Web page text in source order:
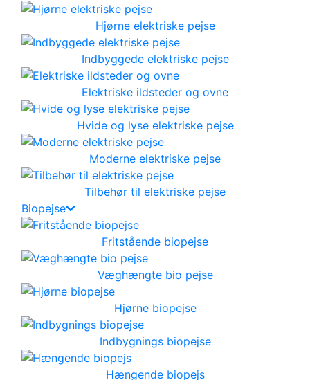
Hjørne elektriske pejse
Indbyggede elektriske pejse
Elektriske ildsteder og ovne
Hvide og lyse elektriske pejse
Moderne elektriske pejse
Tilbehør til elektriske pejse
Biopejse
Fritstående biopejse
Væghængte bio pejse
Hjørne biopejse
Indbygnings biopejse
Hængende biopejs